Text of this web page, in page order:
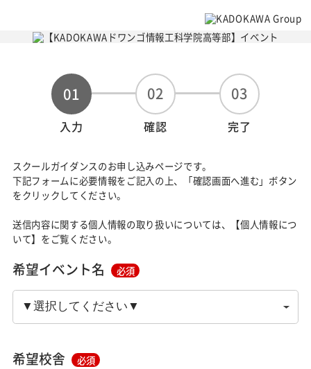
01
入力
02
確認
03
完了
スクールガイダンスのお申し込みページです。
下記フォームに必要情報をご記入の上、「確認画面へ進む」ボタン
をクリックしてください。
送信内容に関する個人情報の取り扱いについては、【個人情報につ
いて】をご覧ください。
希望イベント名 必須
希望校舎 必須